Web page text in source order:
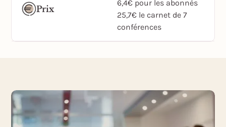
Prix
6,4€ pour les abonnés
25,7€ le carnet de 7
conférences